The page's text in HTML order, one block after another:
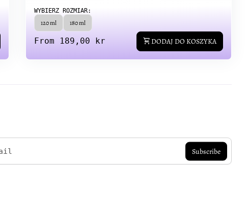
WYBIERZ ROZMIAR:
120 ml 180 ml
Regular price
From 189,00 kr shopping_cart DODAJ DO KOSZYKA